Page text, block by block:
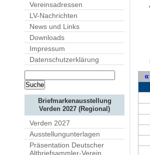
Vereinsadressen
LV-Nachrichten
News und Links
Downloads
Impressum
Datenschutzerklärung
Briefmarkenausstellung
Verden 2027 (Regional)
Verden 2027
Ausstellungunterlagen
Präsentation Deutscher
Altbriefsammler-Verein
«